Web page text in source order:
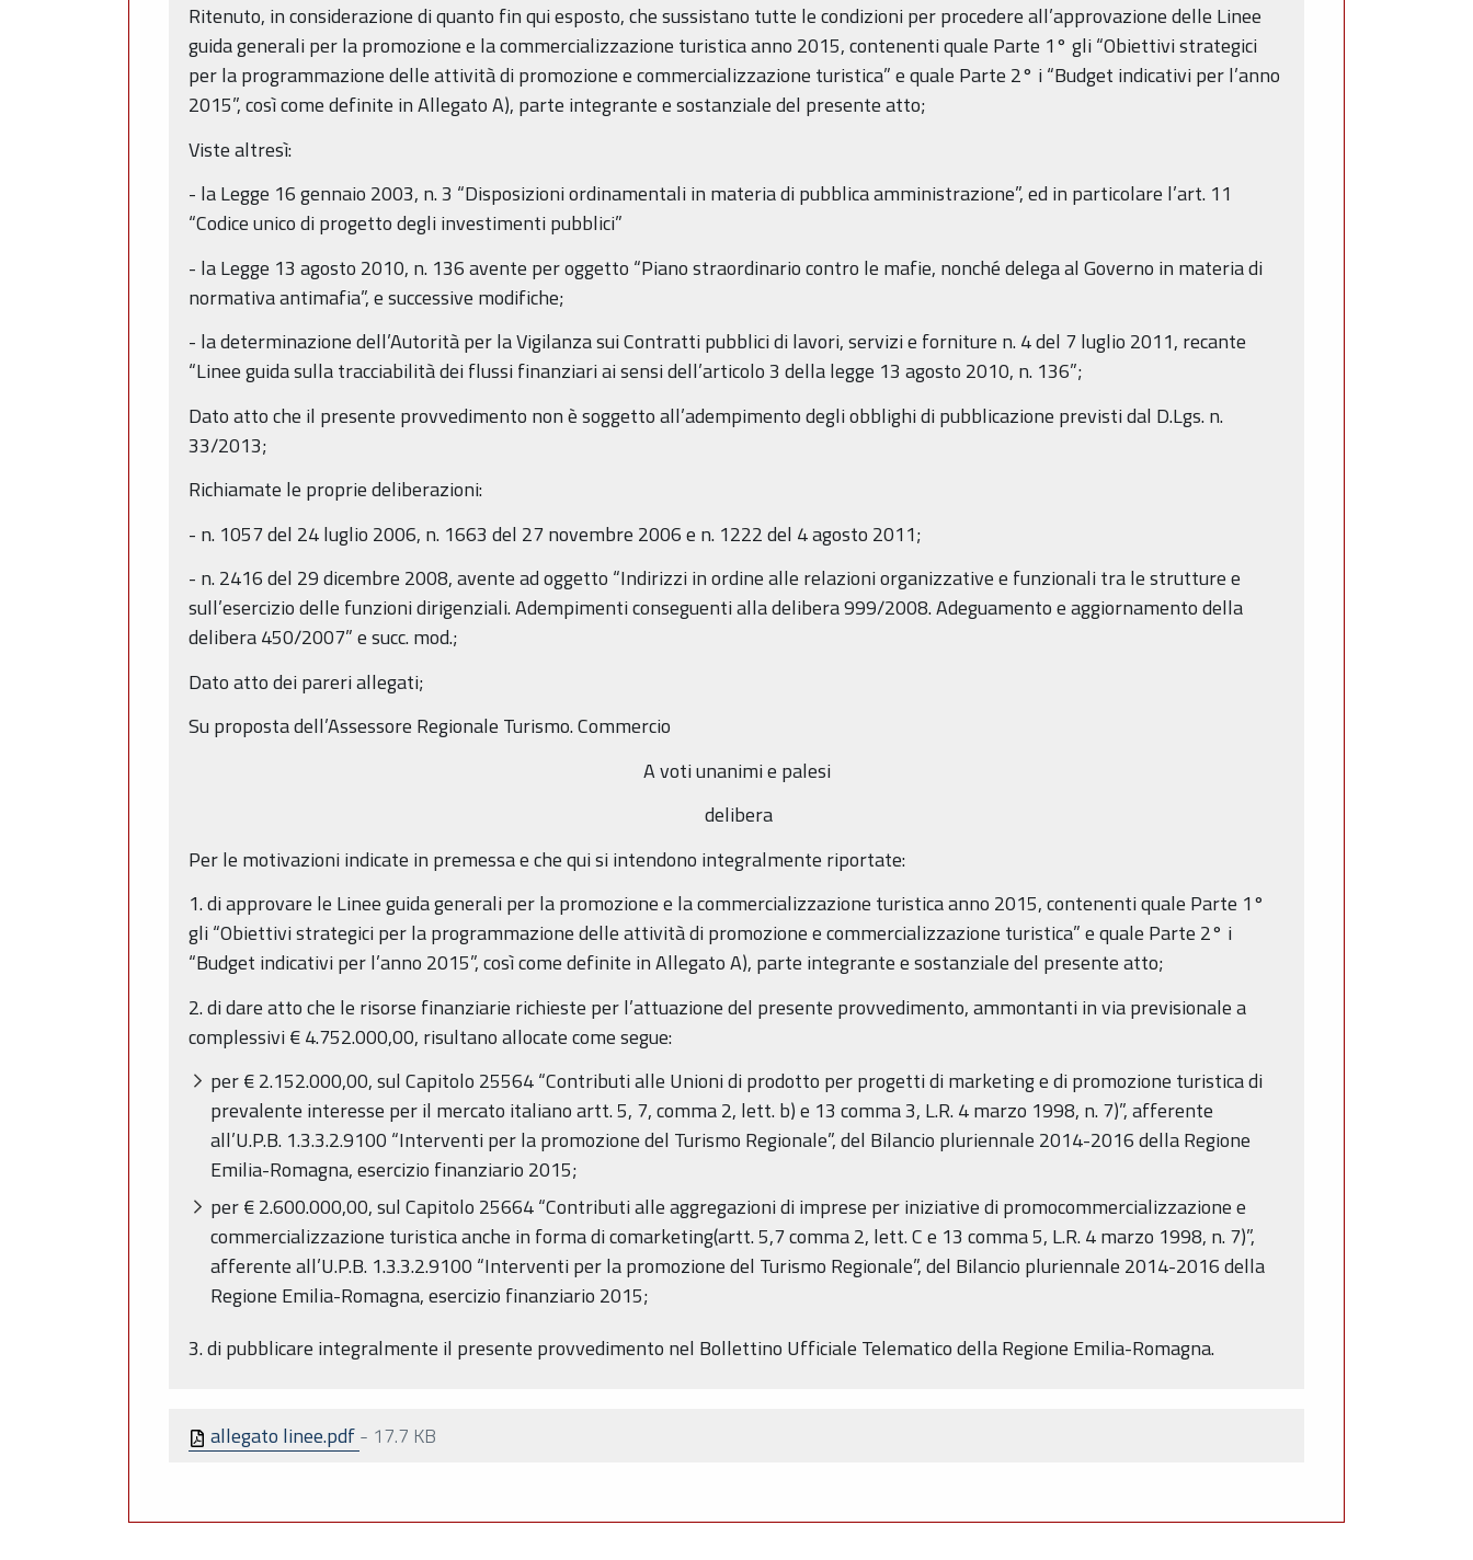
Ritenuto, in considerazione di quanto fin qui esposto, che sussistano tutte le condizioni per procedere all’approvazione delle Linee
guida generali per la promozione e la commercializzazione turistica anno 2015, contenenti quale Parte 1° gli “Obiettivi strategici
per la programmazione delle attività di promozione e commercializzazione turistica” e quale Parte 2° i “Budget indicativi per l’anno
2015”, così come definite in Allegato A), parte integrante e sostanziale del presente atto;
Viste altresì:
- la Legge 16 gennaio 2003, n. 3 “Disposizioni ordinamentali in materia di pubblica amministrazione”, ed in particolare l’art. 11
“Codice unico di progetto degli investimenti pubblici”
- la Legge 13 agosto 2010, n. 136 avente per oggetto “Piano straordinario contro le mafie, nonché delega al Governo in materia di
normativa antimafia”, e successive modifiche;
- la determinazione dell’Autorità per la Vigilanza sui Contratti pubblici di lavori, servizi e forniture n. 4 del 7 luglio 2011, recante
“Linee guida sulla tracciabilità dei flussi finanziari ai sensi dell’articolo 3 della legge 13 agosto 2010, n. 136”;
Dato atto che il presente provvedimento non è soggetto all’adempimento degli obblighi di pubblicazione previsti dal D.Lgs. n.
33/2013;
Richiamate le proprie deliberazioni:
- n. 1057 del 24 luglio 2006, n. 1663 del 27 novembre 2006 e n. 1222 del 4 agosto 2011;
- n. 2416 del 29 dicembre 2008, avente ad oggetto “Indirizzi in ordine alle relazioni organizzative e funzionali tra le strutture e
sull’esercizio delle funzioni dirigenziali. Adempimenti conseguenti alla delibera 999/2008. Adeguamento e aggiornamento della
delibera 450/2007” e succ. mod.;
Dato atto dei pareri allegati;
Su proposta dell’Assessore Regionale Turismo. Commercio
A voti unanimi e palesi
delibera
Per le motivazioni indicate in premessa e che qui si intendono integralmente riportate:
1. di approvare le Linee guida generali per la promozione e la commercializzazione turistica anno 2015, contenenti quale Parte 1°
gli “Obiettivi strategici per la programmazione delle attività di promozione e commercializzazione turistica” e quale Parte 2° i
“Budget indicativi per l’anno 2015”, così come definite in Allegato A), parte integrante e sostanziale del presente atto;
2. di dare atto che le risorse finanziarie richieste per l’attuazione del presente provvedimento, ammontanti in via previsionale a
complessivi € 4.752.000,00, risultano allocate come segue:
per € 2.152.000,00, sul Capitolo 25564 “Contributi alle Unioni di prodotto per progetti di marketing e di promozione turistica di
prevalente interesse per il mercato italiano artt. 5, 7, comma 2, lett. b) e 13 comma 3, L.R. 4 marzo 1998, n. 7)”, afferente
all’U.P.B. 1.3.3.2.9100 “Interventi per la promozione del Turismo Regionale”, del Bilancio pluriennale 2014-2016 della Regione
Emilia-Romagna, esercizio finanziario 2015;
per € 2.600.000,00, sul Capitolo 25664 “Contributi alle aggregazioni di imprese per iniziative di promocommercializzazione e
commercializzazione turistica anche in forma di comarketing(artt. 5,7 comma 2, lett. C e 13 comma 5, L.R. 4 marzo 1998, n. 7)”,
afferente all’U.P.B. 1.3.3.2.9100 “Interventi per la promozione del Turismo Regionale”, del Bilancio pluriennale 2014-2016 della
Regione Emilia-Romagna, esercizio finanziario 2015;
3. di pubblicare integralmente il presente provvedimento nel Bollettino Ufficiale Telematico della Regione Emilia-Romagna.
allegato linee.pdf- 17.7 KB